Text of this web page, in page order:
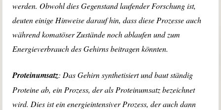
werden. Obwohl dies Gegenstand laufender Forschung ist,
deuten einige Hinweise darauf hin, dass diese Prozesse auch
während komatöser Zustände noch ablaufen und zum
Energieverbrauch des Gehirns beitragen könnten.
Proteinumsatz: Das Gehirn synthetisiert und baut ständig
Proteine ab, ein Prozess, der als Proteinumsatz bezeichnet
wird. Dies ist ein energieintensiver Prozess, der auch dann